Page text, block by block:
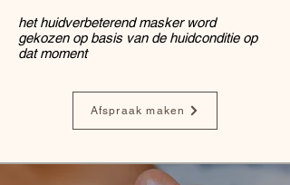
het huidverbeterend masker word
gekozen op basis van de huidconditie op
dat moment
Afspraak maken